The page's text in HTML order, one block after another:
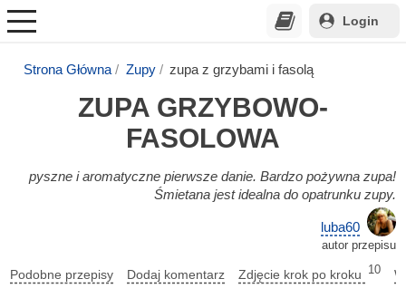
Login
Strona Główna Zupy zupa z grzybami i fasolą
ZUPA GRZYBOWO-
FASOLOWA
pyszne i aromatyczne pierwsze danie. Bardzo pożywna zupa!
Śmietana jest idealna do opatrunku zupy.
luba60
autor przepisu
Podobne przepisy Dodaj komentarz Zdjęcie krok po kroku 10